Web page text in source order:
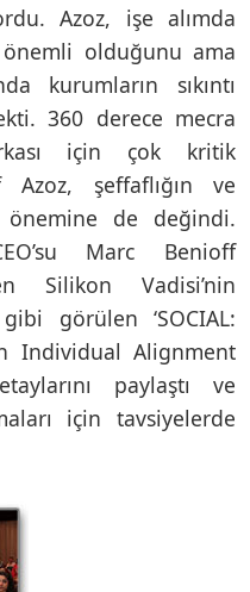
Azoz, işe alımda
olduğunu ama
kurumların sıkıntı
360 derece mecra
için çok kritik
şeffaflığın ve
de değindi.
Marc Benioff
Silikon Vadisi’nin
görülen ‘SOCIAL:
Individual Alignment
paylaştı ve
için tavsiyelerde